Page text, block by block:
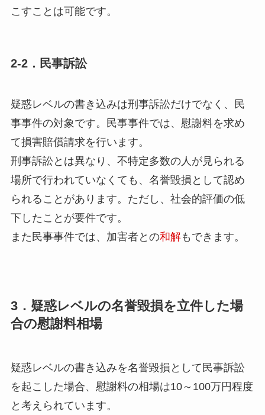
こすことは可能です。
2-2．民事訴訟
疑惑レベルの書き込みは刑事訴訟だけでなく、民
事事件の対象です。民事事件では、慰謝料を求め
て損害賠償請求を行います。
刑事訴訟とは異なり、不特定多数の人が見られる
場所で行われていなくても、名誉毀損として認め
られることがあります。ただし、 社会的評価の低
下したことが要件です。
また民事事件では、加害者との和解もできます。
3．疑惑レベルの名誉毀損を立件した場
合の慰謝料相場
疑惑レベルの書き込みを名誉毀損として民事訴訟
を起こした場合、慰謝料の相場は10～100万円程度
と考えられています。